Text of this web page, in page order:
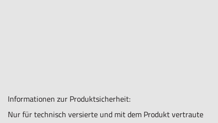
Informationen zur Produktsicherheit:
Nur für technisch versierte und mit dem Produkt vertraute